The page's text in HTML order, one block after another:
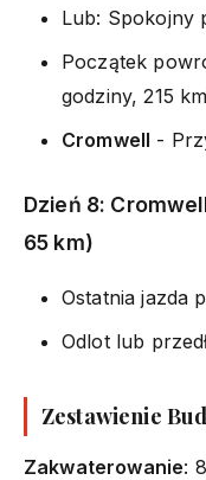
Lub: Spokojny
Początek
godziny, 215
Cromwell -
Dzień 8:
65 km)
Ostatnia jazda
Odlot lub
Zestawienie
Zakwaterowanie: